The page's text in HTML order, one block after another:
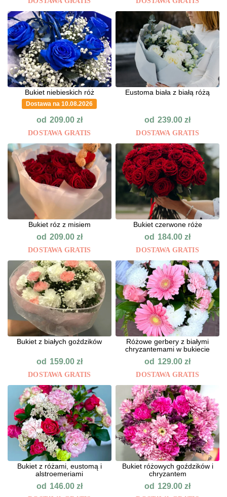
Bukiet niebieskich róż
Dostawa na 10.08.2026
od 209.00 zł
DOSTAWA GRATIS
Eustoma biała z białą różą
od 239.00zł
DOSTAWA GRATIS
Bukiet róz z misiem
od 209.00 zł
DOSTAWA GRATIS
Bukiet czerwone róże
od 184.00zł
DOSTAWA GRATIS
Bukiet z białych goździków
od 159.00 zł
DOSTAWA GRATIS
Różowe gerbery z białymi
chryzantemami w bukiecie
od 129.00zł
DOSTAWA GRATIS
Bukiet z różami, eustomą i
alstroemeriami
od 146.00 zł
Bukiet różowych goździków i
chryzantem
od 129.00zł